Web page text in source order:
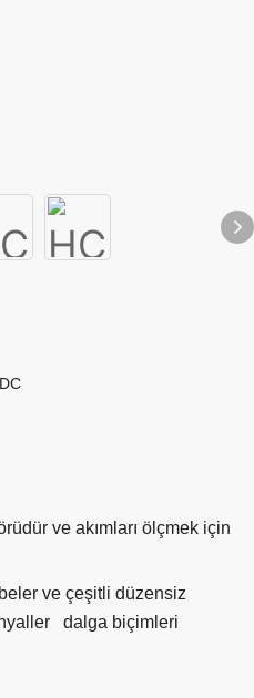
ve akımları ölçmek için
ve çeşitli düzensiz
dalga biçimleri